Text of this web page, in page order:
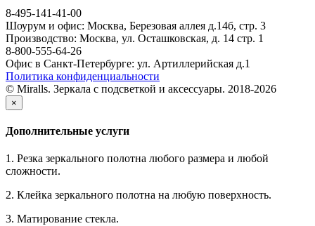
8-495-141-41-00
Шоурум и офис: Москва, Березовая аллея д.14б, стр. 3
Производство: Москва, ул. Осташковская, д. 14 стр. 1
8-800-555-64-26
Офис в Санкт-Петербурге: ул. Артиллерийская д.1
Политика конфиденциальности
© Miralls. Зеркала с подсветкой и аксессуары. 2018-2026
×
Дополнительные услуги
1. Резка зеркального полотна любого размера и любой
сложности.
2. Клейка зеркального полотна на любую поверхность.
3. Матирование стекла.